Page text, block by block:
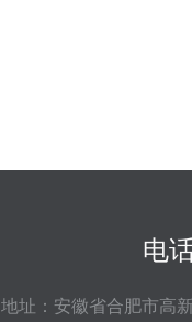
电
地址：安徽省合肥市高